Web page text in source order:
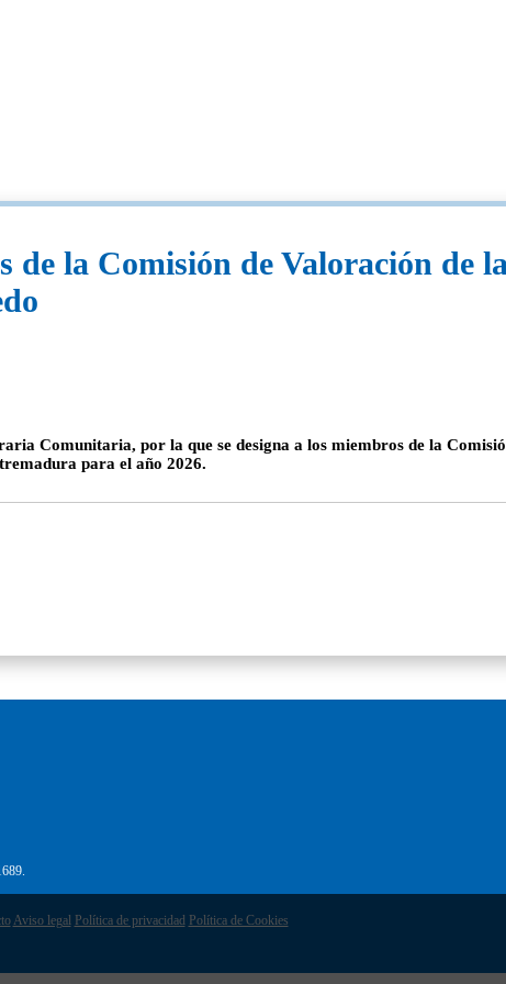
de la Comisión de Valoración de
Comunitaria, por la que se designa a los miembros de la
para el año 2026.
Aviso legal Política de privacidad Política de Cookies